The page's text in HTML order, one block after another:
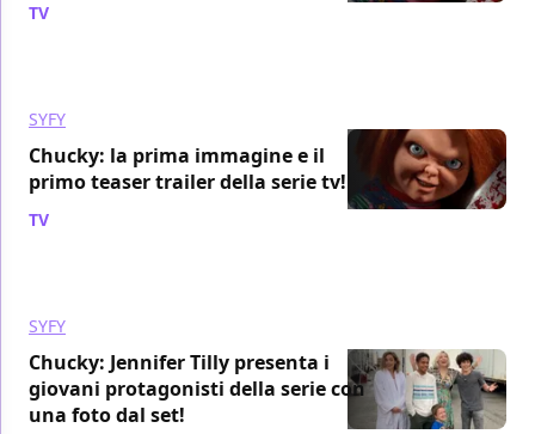
TV
SYFY
Chucky: la prima immagine e il
primo teaser trailer della serie tv!
TV
SYFY
Chucky: Jennifer Tilly presenta i
giovani protagonisti della serie con
una foto dal set!